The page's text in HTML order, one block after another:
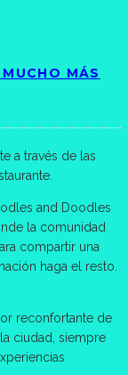
MÁS
a través de las
and Doodles
la comunidad
compartir una
haga el resto.
reconfortante de
ciudad, siempre